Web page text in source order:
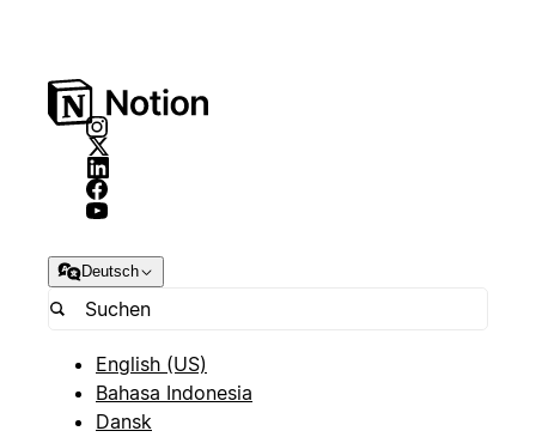
Deutsch
English (US)
Bahasa Indonesia
Dansk